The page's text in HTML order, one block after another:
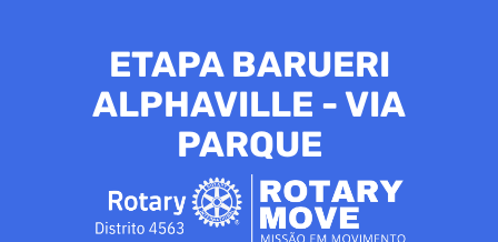
ETAPA BARUERI
ALPHAVILLE - VIA
PARQUE